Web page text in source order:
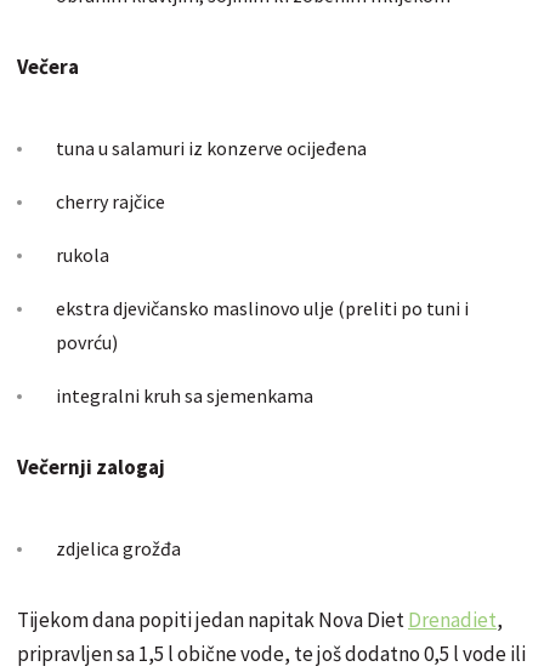
Večera
tuna u salamuri iz konzerve ocijeđena
cherry rajčice
rukola
ekstra djevičansko maslinovo ulje (preliti po tuni i
povrću)
integralni kruh sa sjemenkama
Večernji zalogaj
zdjelica grožđa
Tijekom dana popiti jedan napitak Nova DietDrenadiet,
pripravljen sa 1,5 l obične vode, te još dodatno 0,5 l vode ili